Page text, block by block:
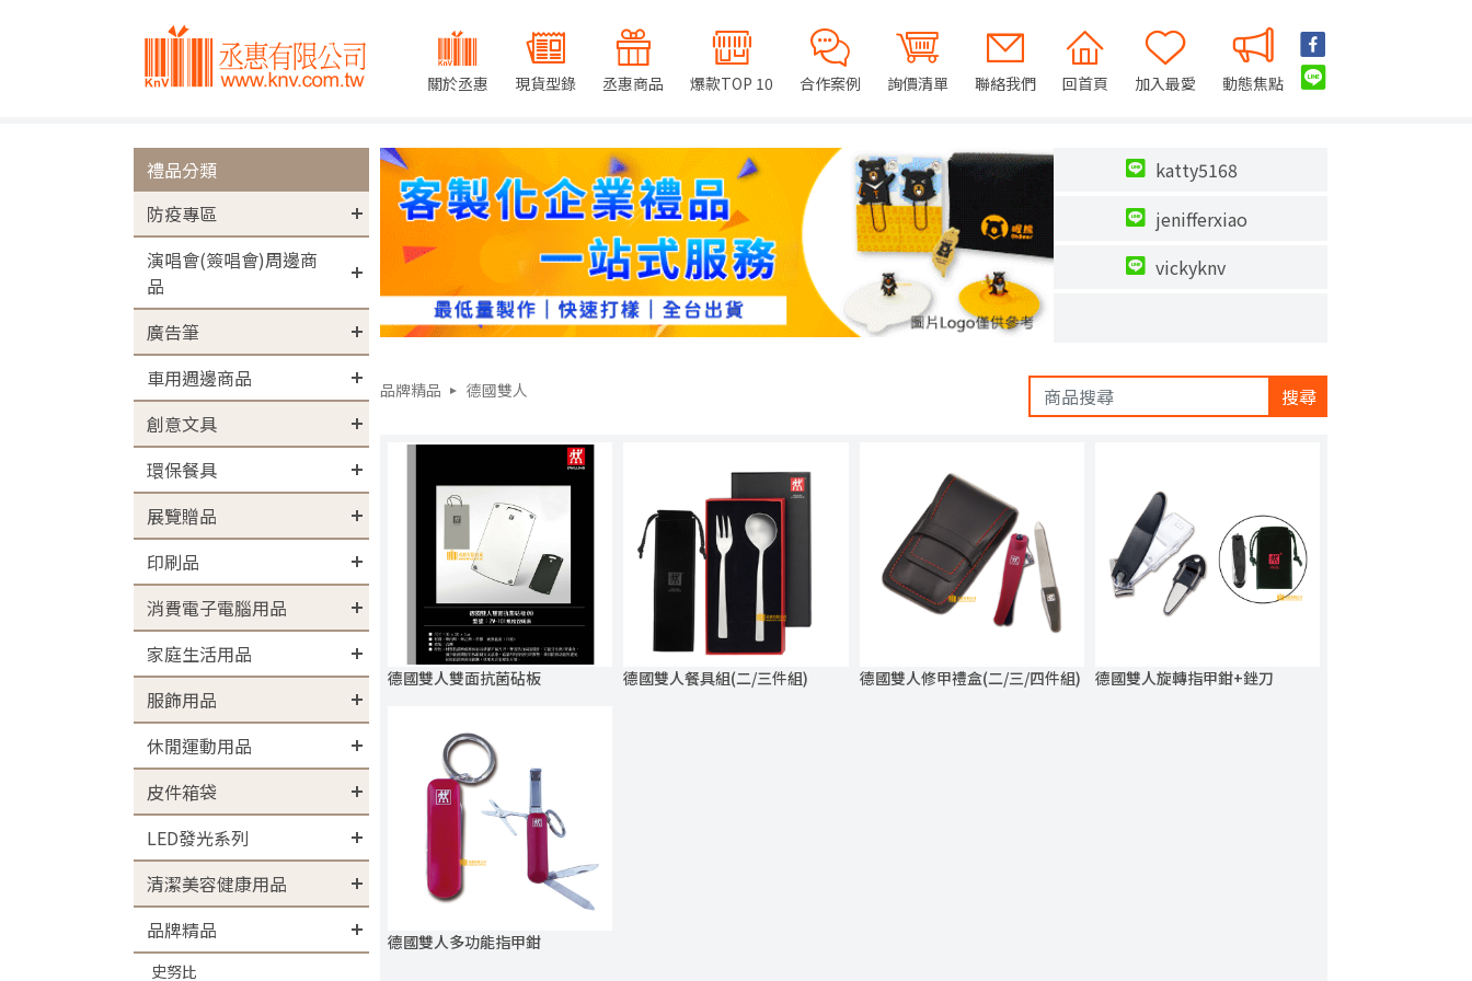
關於丞惠 現貨型錄 丞惠商品 爆款TOP 10 合作案例 詢價清單 聯絡我們 回首頁 加入最愛 動態焦點
禮品分類
防疫專區
演唱會(簽唱會)周邊商
品
廣告筆
車用週邊商品
創意文具
環保餐具
展覽贈品
印刷品
消費電子電腦用品
家庭生活用品
服飾用品
休閒運動用品
皮件箱袋
LED發光系列
清潔美容健康用品
品牌精品
史努比
katty5168
jenifferxiao
vickyknv
品牌精品 德國雙人 搜尋
德國雙人雙面抗菌砧板 德國雙人餐具組(二/三件組) 德國雙人修甲禮盒(二/三/四件組) 德國雙人旋轉指甲鉗+銼刀
德國雙人多功能指甲鉗